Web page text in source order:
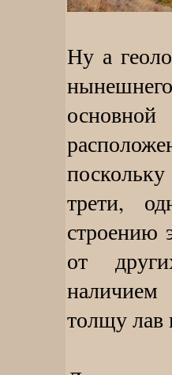
Ну а
трети,
строению
от
толщу лав